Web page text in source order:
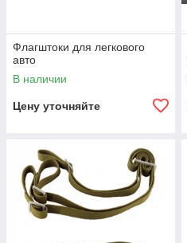
Флагштоки для легкового
авто
В наличии
Цену уточняйте